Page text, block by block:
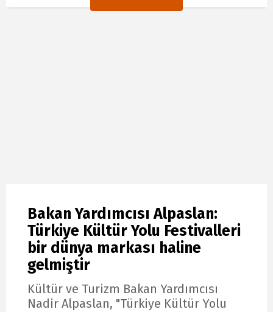
Bakan Yardımcısı Alpaslan:
Türkiye Kültür Yolu Festivalleri
bir dünya markası haline
gelmiştir
Kültür ve Turizm Bakan Yardımcısı
Nadir Alpaslan, "Türkiye Kültür Yolu